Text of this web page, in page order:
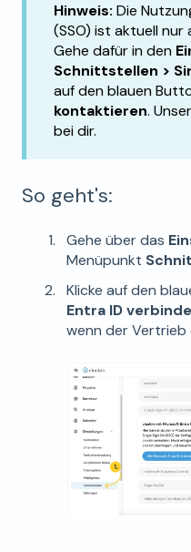
Hinweis: Die
(SSO) ist aktuell nur
Gehe dafür in den
Schnittstellen >
auf den blauen
kontaktieren.
bei dir.
So geht's:
Gehe über das
Menüpunkt
Klicke auf den
Entra ID
wenn der Vertrieb